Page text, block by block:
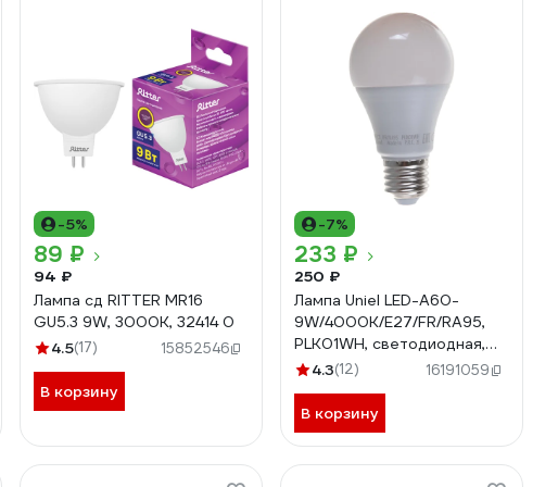
-5%
89 ₽
94 ₽
Лампа сд RITTER MR16
GU5.3 9W, 3000K, 32414 0
4.5(17) 15852546
В корзину
-7%
233 ₽
250 ₽
Лампа Uniel LED-A60-
9W/4000K/E27/FR/RA95,
PLK01WH, светодиодная,
матовая UL-00006504
4.3(12) 16191059
В корзину